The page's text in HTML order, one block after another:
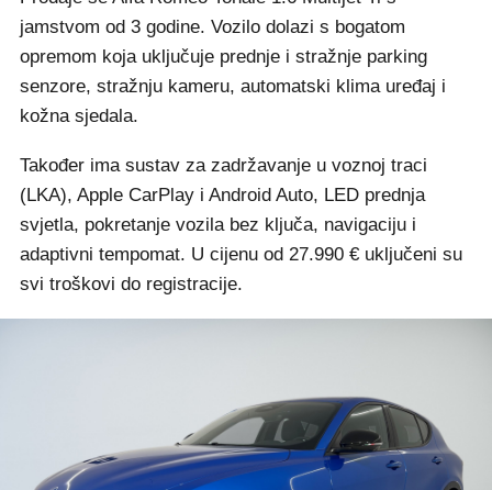
jamstvom od 3 godine. Vozilo dolazi s bogatom
opremom koja uključuje prednje i stražnje parking
senzore, stražnju kameru, automatski klima uređaj i
kožna sjedala.
Također ima sustav za zadržavanje u voznoj traci
(LKA), Apple CarPlay i Android Auto, LED prednja
svjetla, pokretanje vozila bez ključa, navigaciju i
adaptivni tempomat. U cijenu od 27.990 € uključeni su
svi troškovi do registracije.